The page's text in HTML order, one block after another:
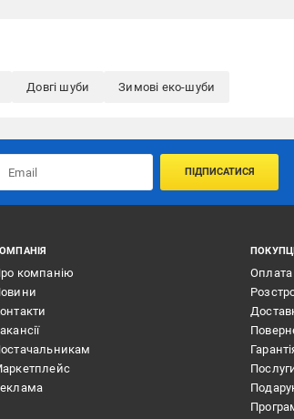
Довгі шуби Зимові еко-шуби
ПІДПИСАТИСЯ
компанію
Оплата